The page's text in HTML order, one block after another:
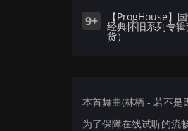
9+ 【ProgHouse】
经典怀旧系列专
货）
本首舞曲(林栖 - 若不是
为了保障在线试听的流